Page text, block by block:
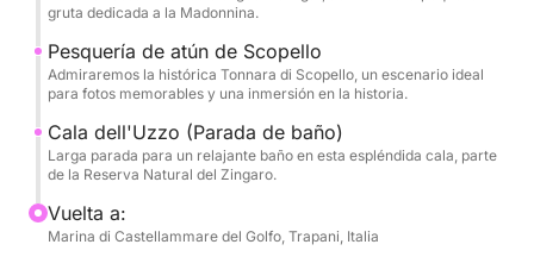
detendremos para refrescarnos en calas de
ensueño, como la sugerente Grotta della Madonnina,
con sus aguas tentadoras, y la espléndida Cala
Natural del Zingaro, donde podrán bucear y
divertirse en grupo. También admiraremos la historia
que emerge de las aguas con la majestuosa Tonnara
di Scopello, símbolo de la tradición marítima
gruta dedicada a la Madonnina.
Pesquería de atún de Scopello
Admiraremos la histórica Tonnara di Scopello, un escenario ideal
para fotos memorables y una inmersión en la historia.
Cala dell'Uzzo (Parada de baño)
Larga parada para un relajante baño en esta espléndida cala, parte
de la Reserva Natural del Zingaro.
Vuelta a:
Marina di Castellammare del Golfo, Trapani, Italia